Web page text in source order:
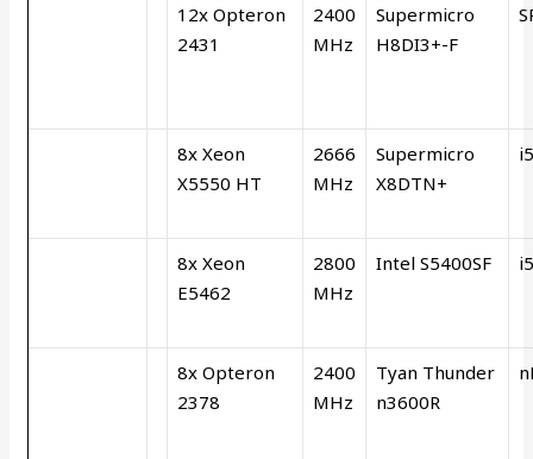
12x Opteron
2431
2400
MHz
Supermicro
H8DI3+-F
8x Xeon
X5550 HT
2666
MHz
Supermicro
X8DTN+
8x Xeon
E5462
2800
MHz
Intel S5400SF
8x Opteron
2378
2400
MHz
Tyan Thunder
n3600R